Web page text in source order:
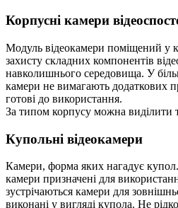
Корпусні камери
Модуль відеокамери поміщений у
захисту складних компонентів
навколишнього середовища. У
камери не вимагають додаткових
готові до використання.
За типом корпусу можна виділити
Купольні відеокамери
Камери, форма яких нагадує
камери призначені для
зустрічаються камери для
виконані у вигляді купола. Не